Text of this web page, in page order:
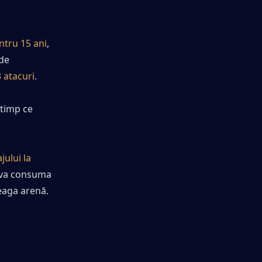
15 ani,
atacuri.
ce
la
consuma
arenă.